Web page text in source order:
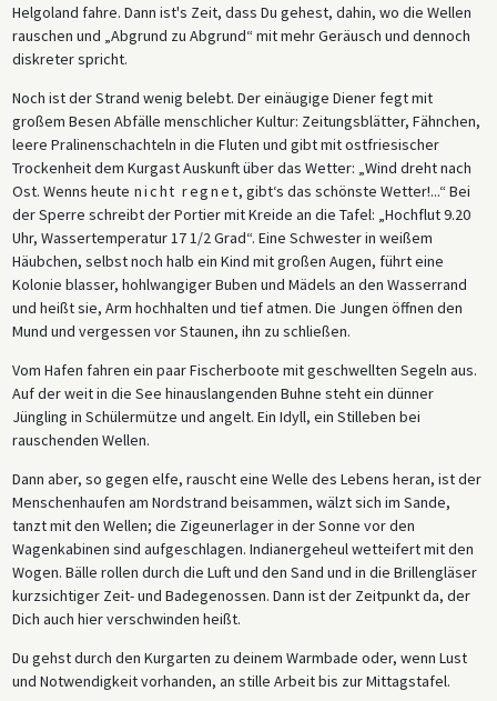
Helgoland fahre. Dann ist's Zeit, dass Du gehest, dahin, wo die Wellen
rauschen und „Abgrund zu Abgrund“ mit mehr Geräusch und dennoch
diskreter spricht.
Noch ist der Strand wenig belebt. Der einäugige Diener fegt mit
großem Besen Abfälle menschlicher Kultur: Zeitungsblätter, Fähnchen,
leere Pralinenschachteln in die Fluten und gibt mit ostfriesischer
Trockenheit dem Kurgast Auskunft über das Wetter: „Wind dreht nach
Ost. Wenns heute nicht regnet, gibt‘s das schönste Wetter!...“ Bei
der Sperre schreibt der Portier mit Kreide an die Tafel: „Hochflut 9.20
Uhr, Wassertemperatur 17 1/2 Grad“. Eine Schwester in weißem
Häubchen, selbst noch halb ein Kind mit großen Augen, führt eine
Kolonie blasser, hohlwangiger Buben und Mädels an den Wasserrand
und heißt sie, Arm hochhalten und tief atmen. Die Jungen öffnen den
Mund und vergessen vor Staunen, ihn zu schließen.
Vom Hafen fahren ein paar Fischerboote mit geschwellten Segeln aus.
Auf der weit in die See hinauslangenden Buhne steht ein dünner
Jüngling in Schülermütze und angelt. Ein Idyll, ein Stilleben bei
rauschenden Wellen.
Dann aber, so gegen elfe, rauscht eine Welle des Lebens heran, ist der
Menschenhaufen am Nordstrand beisammen, wälzt sich im Sande,
tanzt mit den Wellen; die Zigeunerlager in der Sonne vor den
Wagenkabinen sind aufgeschlagen. Indianergeheul wetteifert mit den
Wogen. Bälle rollen durch die Luft und den Sand und in die Brillengläser
kurzsichtiger Zeit- und Badegenossen. Dann ist der Zeitpunkt da, der
Dich auch hier verschwinden heißt.
Du gehst durch den Kurgarten zu deinem Warmbade oder, wenn Lust
und Notwendigkeit vorhanden, an stille Arbeit bis zur Mittagstafel.